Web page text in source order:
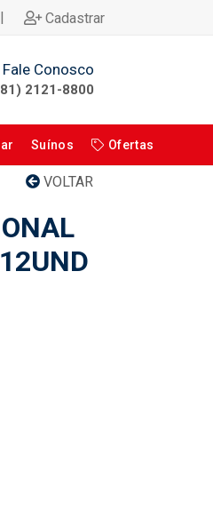
| Cadastrar
Fale Conosco
2121-8800
Suínos Ofertas
VOLTAR